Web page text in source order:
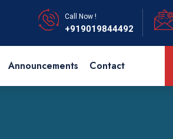
Call Now !
+919019844492
Announcements Contact